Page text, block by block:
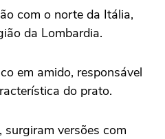
com o norte da Itália,
da Lombardia.
em amido, responsável
do prato.
surgiram versões com